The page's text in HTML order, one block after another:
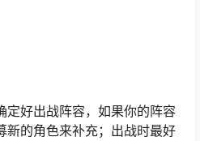
定好出战阵容，如果你的阵容
新的角色来补充；出战时最好